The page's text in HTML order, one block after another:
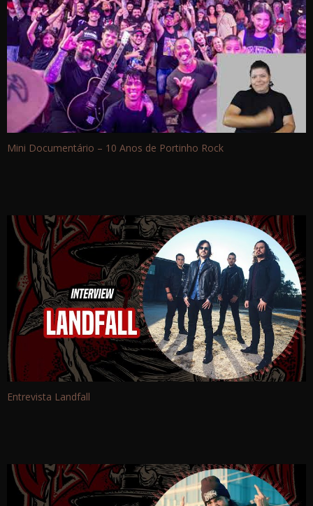
Mini Documentário – 10 Anos de Portinho Rock
Entrevista Landfall